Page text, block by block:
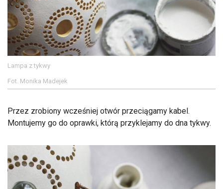
Lampa z tykwy
Fot. Monika Madejek
Przez zrobiony wcześniej otwór przeciągamy kabel.
Montujemy go do oprawki, którą przyklejamy do dna tykwy.